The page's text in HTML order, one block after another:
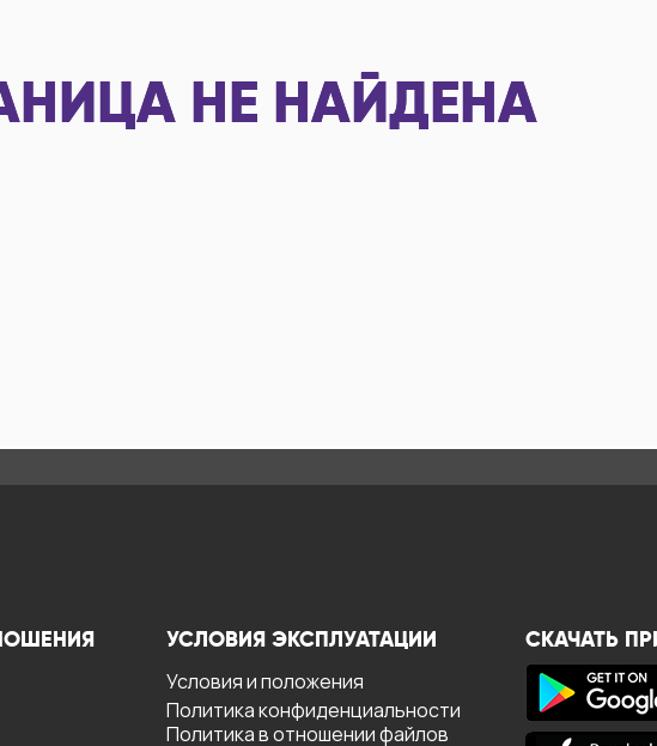
НЕ НАЙДЕНА
УСЛОВИЯ ЭКСПЛУАТАЦИИ
Условия и положения
Политика конфиденциальности
Политика в отношении файлов
СКАЧАТЬ